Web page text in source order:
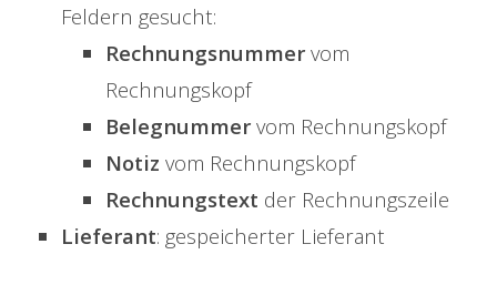
Feldern gesucht:
Rechnungsnummer vom
Rechnungskopf
Belegnummer vom Rechnungskopf
Notiz vom Rechnungskopf
Rechnungstext der Rechnungszeile
Lieferant: gespeicherter Lieferant